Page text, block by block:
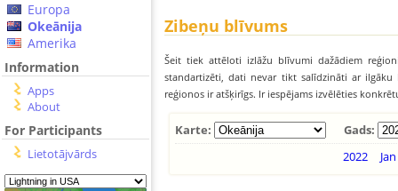
Europa
Okeānija
Amerika
Information
Apps
About
For Participants
Lietotājvārds
Zibeņu blīvums
Šeit tiek attēloti izlāžu blīvumi dažādiem
standartizēti, dati nevar tikt salīdzināti ar ilgāku
reģionos ir atšķirīgs. Ir iespējams izvēlēties
Karte:
Gads:
2022
Jan